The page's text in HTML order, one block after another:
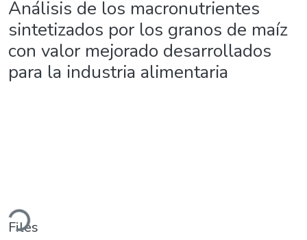
Análisis de los macronutrientes
sintetizados por los granos de maíz
con valor mejorado desarrollados
para la industria alimentaria
Files